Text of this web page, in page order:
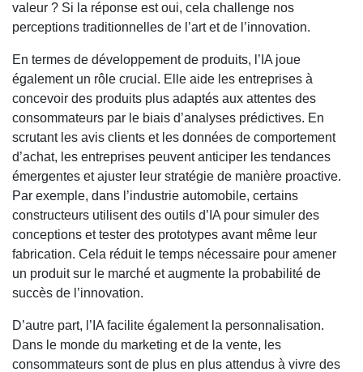
valeur ? Si la réponse est oui, cela challenge nos
perceptions traditionnelles de l’art et de l’innovation.
En termes de développement de produits, l’IA joue
également un rôle crucial. Elle aide les entreprises à
concevoir des produits plus adaptés aux attentes des
consommateurs par le biais d’analyses prédictives. En
scrutant les avis clients et les données de comportement
d’achat, les entreprises peuvent anticiper les tendances
émergentes et ajuster leur stratégie de manière proactive.
Par exemple, dans l’industrie automobile, certains
constructeurs utilisent des outils d’IA pour simuler des
conceptions et tester des prototypes avant même leur
fabrication. Cela réduit le temps nécessaire pour amener
un produit sur le marché et augmente la probabilité de
succès de l’innovation.
D’autre part, l’IA facilite également la personnalisation.
Dans le monde du marketing et de la vente, les
consommateurs sont de plus en plus attendus à vivre des